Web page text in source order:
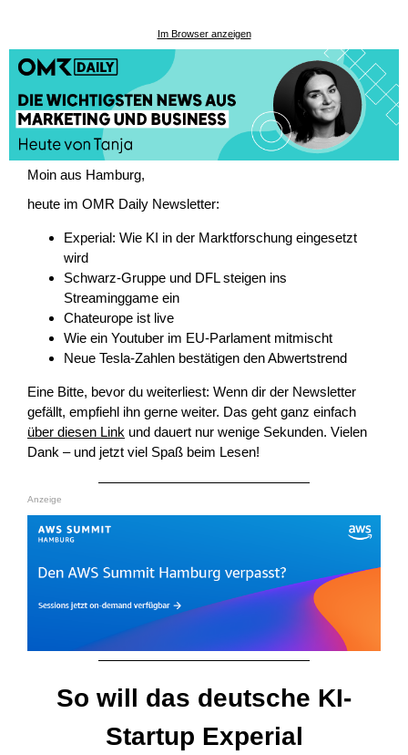
Im Browser anzeigen
Moin aus Hamburg,
heute im OMR Daily Newsletter:
Experial: Wie KI in der Marktforschung eingesetzt
wird
Schwarz-Gruppe und DFL steigen ins
Streaminggame ein
Chateurope ist live
Wie ein Youtuber im EU-Parlament mitmischt
Neue Tesla-Zahlen bestätigen den Abwertstrend
Eine Bitte, bevor du weiterliest: Wenn dir der Newsletter
gefällt, empfiehl ihn gerne weiter. Das geht ganz einfach
über diesen Link und dauert nur wenige Sekunden. Vielen
Dank – und jetzt viel Spaß beim Lesen!
Anzeige
So will das deutsche KI-
Startup Experial